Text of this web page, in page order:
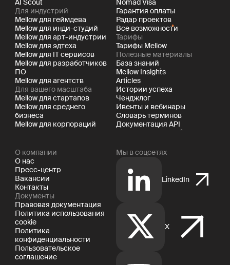
AI Scout
Для индустрий
Mellow для геймдева
Mellow для инди-студий
Mellow для арт-индустрии
Mellow для эдтеха
Mellow для IT сервисов
Mellow для разработчиков
ПО
Mellow для агентств
Для вашего масштаба
Mellow для стартапов
Mellow для среднего
бизнеса
Mellow для корпораций
Nomad Visa
Гарантия оплаты
Радар проектов
Все возможности
Тарифы
Тарифы Mellow
Полезные материалы
База знаний
Mellow Insights
Articles
Истории успеха
Ченджлог
Ивенты и вебинары
Словарь терминов
Документация API
О компании
О нас
Пресс-центр
Вакансии
Контакты
Документы
Правовая документация
Политика использования
cookie
Политика
конфиденциальности
Пользовательское
соглашение
Мы в соцсетях
LinkedIn
X